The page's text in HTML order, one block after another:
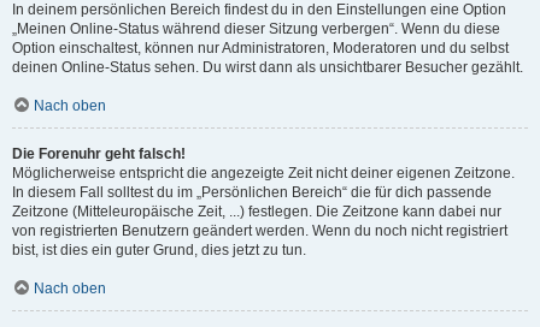
In deinem persönlichen Bereich findest du in den Einstellungen eine Option
„Meinen Online-Status während dieser Sitzung verbergen“. Wenn du diese
Option einschaltest, können nur Administratoren, Moderatoren und du selbst
deinen Online-Status sehen. Du wirst dann als unsichtbarer Besucher gezählt.
Nach oben
Die Forenuhr geht falsch!
Möglicherweise entspricht die angezeigte Zeit nicht deiner eigenen Zeitzone.
In diesem Fall solltest du im „Persönlichen Bereich“ die für dich passende
Zeitzone (Mitteleuropäische Zeit, ...) festlegen. Die Zeitzone kann dabei nur
von registrierten Benutzern geändert werden. Wenn du noch nicht registriert
bist, ist dies ein guter Grund, dies jetzt zu tun.
Nach oben